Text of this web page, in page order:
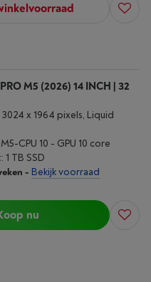
M5 (2026) 14 INCH | 32
3024 x 1964 pixels, Liquid
CPU 10 - GPU 10 core
TB SSD
- Bekijk voorraad
nu